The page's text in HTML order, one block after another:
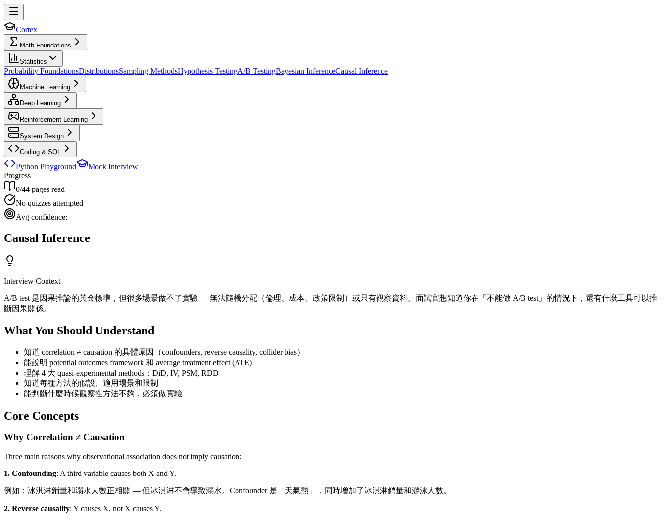
Cortex
Math Foundations
Statistics
Probability FoundationsDistributionsSampling MethodsHypothesis TestingA/B TestingBayesian InferenceCausal Inference
Machine Learning
Deep Learning
Reinforcement Learning
System Design
Coding & SQL
Python Playground
Mock Interview
Progress
0/44 pages read
No quizzes attempted
Avg confidence: —
Causal Inference
Interview Context
A/B test 是因果推論的黃金標準，但很多場景做不了實驗 — 無法隨機分配（倫理、成本、政策限制）或只有觀察資料。面試官想知道你在「不能做 A/B test」的情況下，還有什麼工具可以推
斷因果關係。
What You Should Understand
知道 correlation ≠ causation 的具體原因（confounders, reverse causality, collider bias）
能說明 potential outcomes framework 和 average treatment effect (ATE)
理解 4 大 quasi-experimental methods：DiD, IV, PSM, RDD
知道每種方法的假設、適用場景和限制
能判斷什麼時候觀察性方法不夠，必須做實驗
Core Concepts
Why Correlation ≠ Causation
Three main reasons why observational association does not imply causation:
1. Confounding: A third variable causes both X and Y.
例如：冰淇淋銷量和溺水人數正相關 — 但冰淇淋不會導致溺水。Confounder 是「天氣熱」，同時增加了冰淇淋銷量和游泳人數。
2. Reverse causality: Y causes X, not X causes Y.